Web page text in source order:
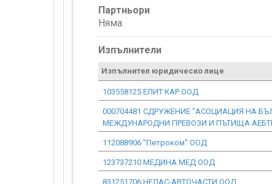
Партньори
Няма
Изпълнители
Изпълнител юридическо лице
103558125 ЕЛИТ КАР ООД
000704481 СДРУЖЕНИЕ "АСОЦИАЦИЯ НА
МЕЖДУНАРОДНИ ПРЕВОЗИ И ПЪТИЩА
112088906 "Петроком" ООД
123737210 МЕДИНА МЕД ООД
831251706 НЕЛАС-АВТОЧАСТИ ООД